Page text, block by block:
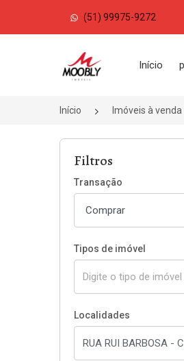
(51) 99975-9272
Página inicial
Início
Início Imóveis à venda
Filtros
Transação
Tipos de imóvel
Localidades